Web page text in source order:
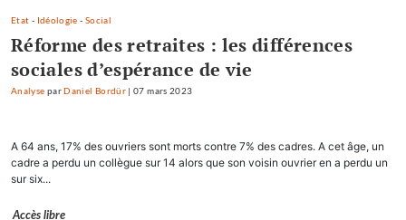
Etat - Idéologie - Social
Réforme des retraites : les différences
sociales d’espérance de vie
Analyse par Daniel Bordür |07 mars 2023
A 64 ans, 17% des ouvriers sont morts contre 7% des cadres. A cet âge, un
cadre a perdu un collègue sur 14 alors que son voisin ouvrier en a perdu un
sur six...
Accès libre